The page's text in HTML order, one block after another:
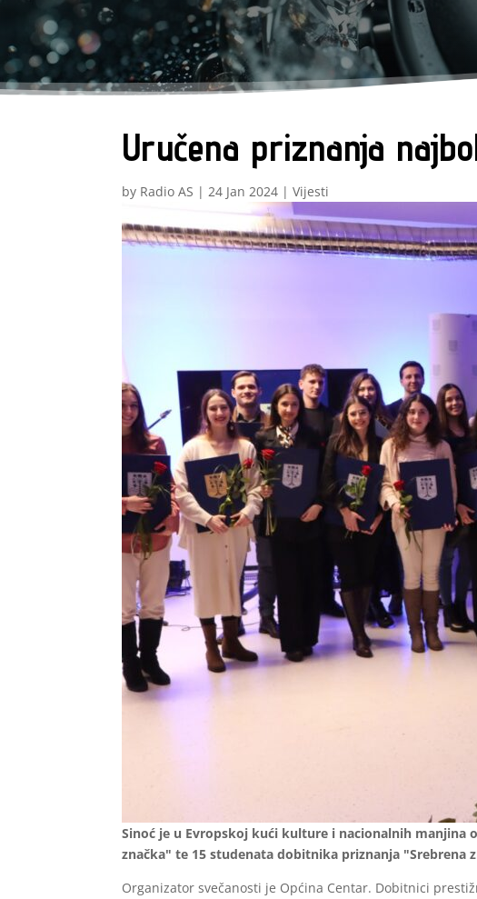
Uručena priznanja
by Radio AS |24 Jan 2024 |Vijesti
Sinoć je u Evropskoj kući kulture i nacionalnih manjina
značka" te 15 studenata dobitnika priznanja
Organizator svečanosti je Općina Centar. Dobitnici